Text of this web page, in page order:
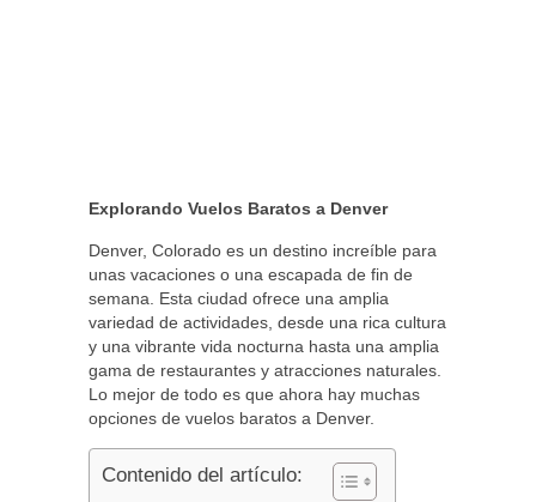
Explorando Vuelos Baratos a Denver
Denver, Colorado es un destino increíble para
unas vacaciones o una escapada de fin de
semana. Esta ciudad ofrece una amplia
variedad de actividades, desde una rica cultura
y una vibrante vida nocturna hasta una amplia
gama de restaurantes y atracciones naturales.
Lo mejor de todo es que ahora hay muchas
opciones de vuelos baratos a Denver.
Contenido del artículo: